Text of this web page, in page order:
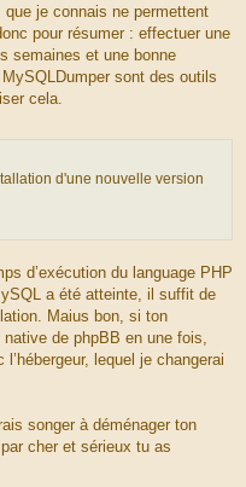
je connais ne permettent
pour résumer : effectuer une
semaines et une bonne
sont des outils
cela.
d'une nouvelle version
d’exécution du language PHP
a été atteinte, il suffit de
Maius bon, si ton
de phpBB en une fois,
lequel je changerai
songer à déménager ton
cher et sérieux tu as